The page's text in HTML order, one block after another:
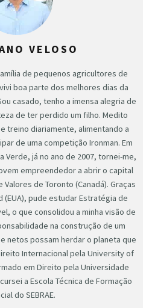
VELOSO
de pequenos agricultores de
boa parte dos melhores dias da
casado, tenho a imensa alegria de
de ter perdido um filho. Medito
treino diariamente, alimentando a
de uma competição Ironman. Em
Verde, já no ano de 2007, tornei-me,
empreendedor a abrir o capital
de Toronto (Canadá). Graças
(EUA), pude estudar Estratégia de
o que consolidou a minha visão de
na construção de um
netos possam herdar o planeta que
Internacional pela University of
em Direito pela Universidade
a Escola Técnica de Formação
do SEBRAE.